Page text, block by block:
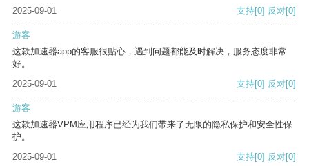
2025-09-01
支持[0] 反对[0]
游客
这款加速器app的客服很贴心，遇到问题都能及时解决，服务态度非常
好。
2025-09-01
支持[0] 反对[0]
游客
这款加速器VPM应用程序已经为我们带来了无限的隐私保护和安全性保
护。
2025-09-01
支持[0] 反对[0]